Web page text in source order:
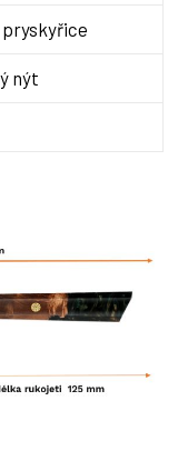
pryskyřice
nýt